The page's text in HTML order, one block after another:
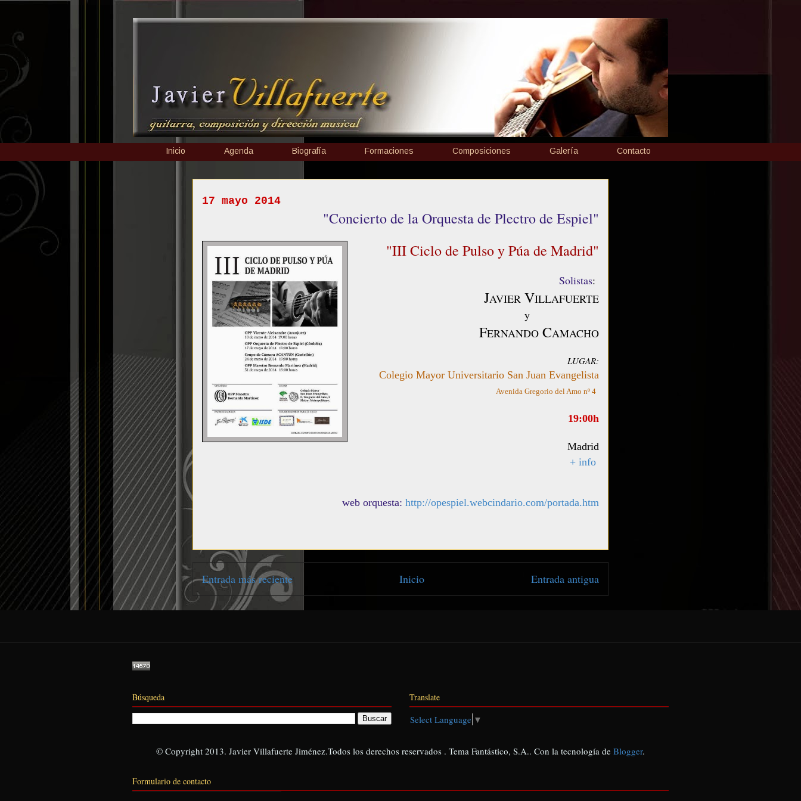
Inicio Agenda Biografía Formaciones Composiciones Galería Contacto
17 mayo 2014
"Concierto de la Orquesta de Plectro de Espiel"
"III Ciclo de Pulso y Púa de Madrid"
Solistas:
JAVIER VILLAFUERTE
y
FERNANDO CAMACHO
LUGAR:
Colegio Mayor Universitario San Juan Evangelista
Avenida Gregorio del Amo nº 4
19:00h
Madrid
+ info
web orquesta: http://opespiel.webcindario.com/portada.htm
Entrada más reciente Entrada antigua
Inicio
Búsqueda Translate
Select Language ▼
© Copyright 2013. Javier Villafuerte Jiménez.Todos los derechos reservados . Tema Fantástico, S.A.. Con la tecnología de Blogger.
Formulario de contacto